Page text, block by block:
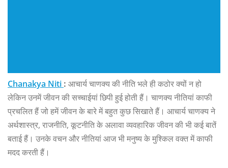
Chanakya Niti : आचार्य चाणक्य की नीति भले ही कठोर क्यों न हो
लेकिन उनमें जीवन की सच्चाईयां छिपी हुई होती हैं। चाणक्य नीतियां काफी
प्रचलित हैं जो हमें जीवन के बारे में बहुत कुछ सिखाते हैं। आचार्य चाणक्‍य ने
अर्थशास्‍त्र, राजनीति, कूटनीति के अलावा व्‍यवहारिक जीवन की भी कई बातें
बताई हैं। उनके वचन और नीतियां आज भी मनुष्य के मुश्किल वक्त में काफी
मदद करती हैं।